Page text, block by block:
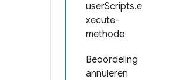
userScripts.e
xecute-
methode
Beoordeling
annuleren